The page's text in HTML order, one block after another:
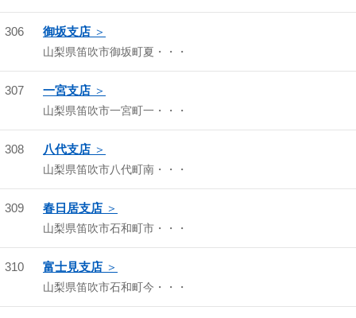
306 御坂支店
山梨県笛吹市御坂町夏・・・
307 一宮支店
山梨県笛吹市一宮町一・・・
308 八代支店
山梨県笛吹市八代町南・・・
309 春日居支店
山梨県笛吹市石和町市・・・
310 富士見支店
山梨県笛吹市石和町今・・・